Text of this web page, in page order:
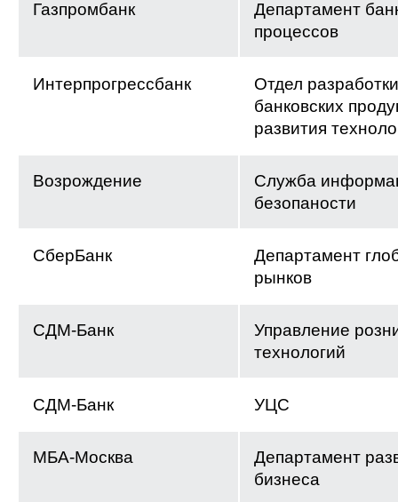
Газпромбанк
Департамент
процессов
Интерпрогрессбанк
Отдел разработки
банковских
развития
Возрождение
Служба
безопаности
СберБанк
Департамент
рынков
СДМ-Банк
Управление
технологий
СДМ-Банк УЦС
МБА-Москва
Департамент
бизнеса